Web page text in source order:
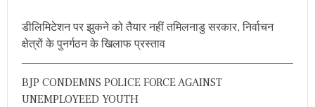
खु
दा
डीलिमिटेशन पर झुकने को तैयार नहीं तमिलनाडु सरकार, निर्वाचन
क्षेत्रों के पुनर्गठन के खिलाफ प्रस्ताव
BJP CONDEMNS POLICE FORCE AGAINST
UNEMPLOYEED YOUTH